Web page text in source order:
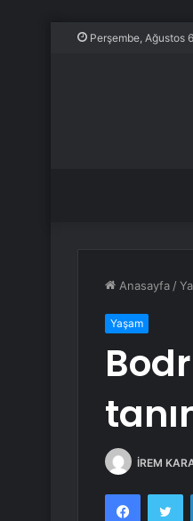
Perşembe, Ağustos
Anasayfa /
Yaşam
İREM
Facebook